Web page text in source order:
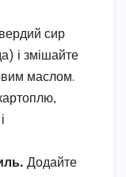
сир
і змішайте
маслом.
Додайте